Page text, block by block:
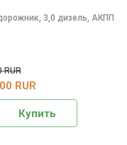
3,0 дизель, АКПП
RUR
RUR
Купить